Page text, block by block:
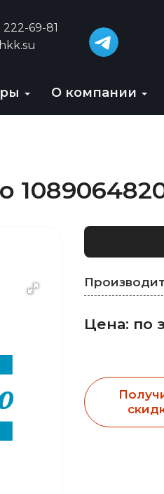
69-81
О компании
Цена: по